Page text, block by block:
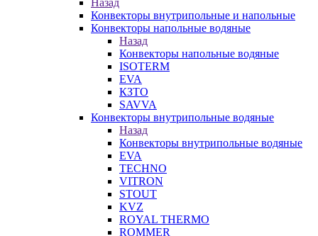
Назад
Конвекторы внутрипольные и напольные
Конвекторы напольные водяные
Назад
Конвекторы напольные водяные
ISOTERM
EVA
КЗТО
SAVVA
Конвекторы внутрипольные водяные
Назад
Конвекторы внутрипольные водяные
EVA
TECHNO
VITRON
STOUT
KVZ
ROYAL THERMO
ROMMER